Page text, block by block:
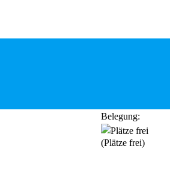
Belegung:
(Plätze frei)